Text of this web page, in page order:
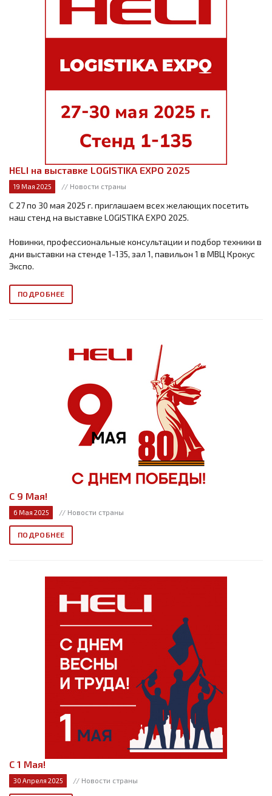
HELI на выставке LOGISTIKA EXPO 2025
19 Мая 2025 // Новости страны
С 27 по 30 мая 2025 г. приглашаем всех желающих посетить
наш стенд на выставке LOGISTIKA EXPO 2025.
Новинки, профессиональные консультации и подбор техники в
дни выставки на стенде 1-135, зал 1, павильон 1 в МВЦ Крокус
Экспо.
ПОДРОБНЕЕ
С 9 Мая!
6 Мая 2025 // Новости страны
ПОДРОБНЕЕ
С 1 Мая!
30 Апреля 2025 // Новости страны